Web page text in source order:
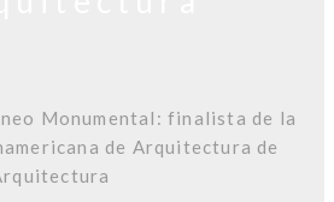
Monumental: finalista de la
de Arquitectura de